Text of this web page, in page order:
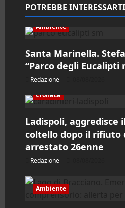
n
e
a
r
t
i
c
o
l
POTREBBE
Ambiente
Santa Marinella.
“Parco degli Eucalipti
Redazione
Cronaca
Ladispoli, aggredisce
coltello dopo il rifiuto
arrestato 26enne
Redazione
Ambiente